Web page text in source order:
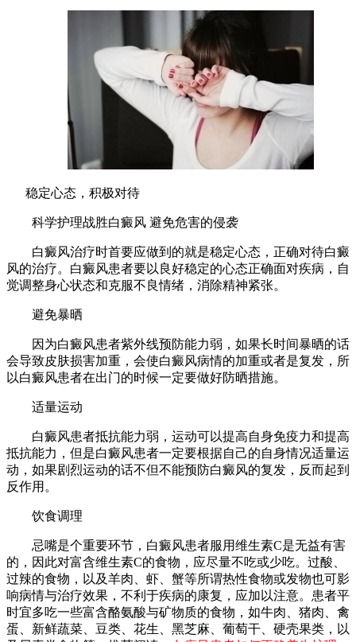
稳定心态，积极对待
科学护理战胜白癜风 避免危害的侵袭
白癜风治疗时首要应做到的就是稳定心态，正确对待白癜
风的治疗。白癜风患者要以良好稳定的心态正确面对疾病，自
觉调整身心状态和克服不良情绪，消除精神紧张。
避免暴晒
因为白癜风患者紫外线预防能力弱，如果长时间暴晒的话
会导致皮肤损害加重，会使白癜风病情的加重或者是复发，所
以白癜风患者在出门的时候一定要做好防晒措施。
适量运动
白癜风患者抵抗能力弱，运动可以提高自身免疫力和提高
抵抗能力，但是白癜风患者一定要根据自己的自身情况适量运
动，如果剧烈运动的话不但不能预防白癜风的复发，反而起到
反作用。
饮食调理
忌嘴是个重要环节，白癜风患者服用维生素C是无益有害
的，因此对富含维生素C的食物，应尽量不吃或少吃。过酸、
过辣的食物，以及羊肉、虾、蟹等所谓热性食物或发物也可影
响病情与治疗效果，不利于疾病的康复，应加以注意。患者平
时宜多吃一些富含酪氨酸与矿物质的食物，如牛肉、猪肉、禽
蛋、新鲜蔬菜、豆类、花生、黑芝麻、葡萄干、硬壳果类，以